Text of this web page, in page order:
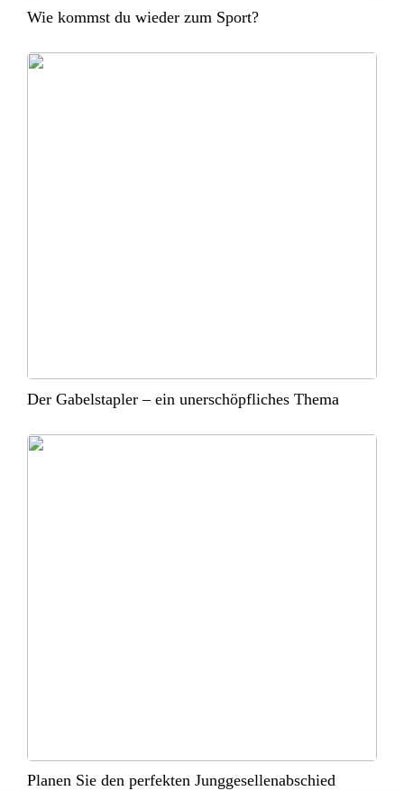
Wie kommst du wieder zum Sport?
Der Gabelstapler – ein unerschöpfliches Thema
Planen Sie den perfekten Junggesellenabschied